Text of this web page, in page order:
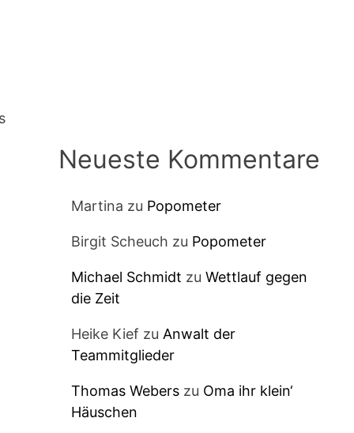
Neueste Kommentare
Martina zu Popometer
Birgit Scheuch zu Popometer
Michael Schmidt zu Wettlauf gegen
die Zeit
Heike Kief zu Anwalt der
Teammitglieder
Thomas Weberszu Oma ihr klein‘
Häuschen